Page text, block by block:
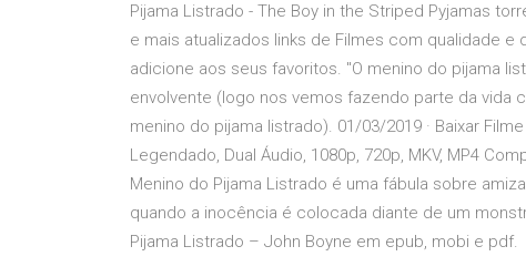
Pijama Listrado - The Boy in the Striped Pyjamas
e mais atualizados links de Filmes com qualidade
adicione aos seus favoritos. "O menino do pijama
envolvente (logo nos vemos fazendo parte da vida
menino do pijama listrado). 01/03/2019 · Baixar
Legendado, Dual Áudio, 1080p, 720p, MKV, MP4
Menino do Pijama Listrado é uma fábula sobre
quando a inocência é colocada diante de um
Pijama Listrado – John Boyne em epub, mobi e pdf.